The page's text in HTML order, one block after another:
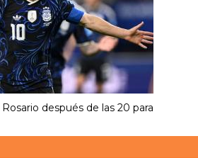
después de las 20 para